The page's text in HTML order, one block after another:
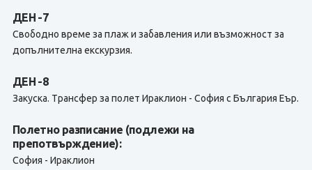
ДЕН -7
Свободно време за плаж и забавления или възможност за
допълнителна екскурзия.
ДЕН -8
Закуска. Tрансфер за полет Ираклион - София с България Еър.
Полетно разписание (подлежи на
препотвърждение):
София - Ираклион